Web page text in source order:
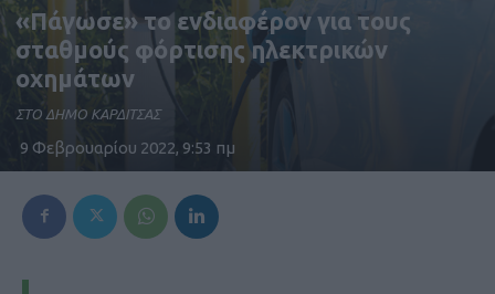
«Πάγωσε» το ενδιαφέρον για τους
σταθμούς φόρτισης ηλεκτρικών
οχημάτων
ΣΤΟ ΔΗΜΟ ΚΑΡΔΙΤΣΑΣ
9 Φεβρουαρίου 2022, 9:53 πμ